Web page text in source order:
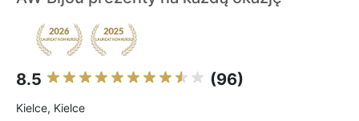
8.5 (96)
Kielce, Kielce